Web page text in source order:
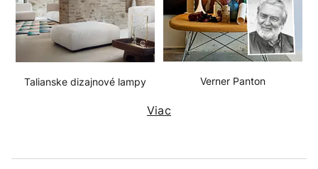
Talianske dizajnové lampy Verner Panton
Viac